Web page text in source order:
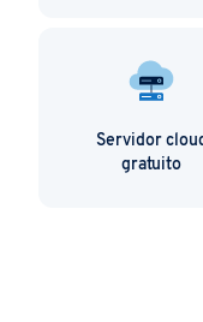
Servidor
gratuito